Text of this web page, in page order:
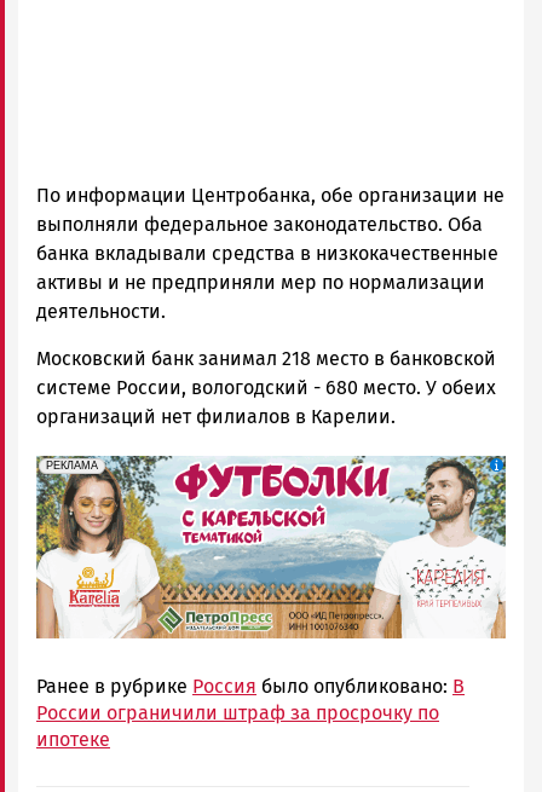
По информации Центробанка, обе организации не
выполняли федеральное законодательство. Оба
банка вкладывали средства в низкокачественные
активы и не предприняли мер по нормализации
деятельности.
Московский банк занимал 218 место в банковской
системе России, вологодский - 680 место. У обеих
организаций нет филиалов в Карелии.
erid: Pb3XmBtzt7qh4nNaikXnuHE1bzSb6Vb4eeL28Ue
РЕКЛАМА
Реклама
Ранее в рубрике Россия было опубликовано: В
России ограничили штраф за просрочку по
ипотеке